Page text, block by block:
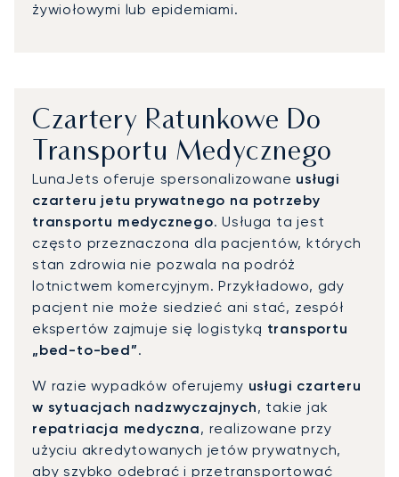
żywiołowymi lub epidemiami.
Czartery Ratunkowe Do
Transportu Medycznego
LunaJets oferuje spersonalizowane usługi
czarteru jetu prywatnego na potrzeby
transportu medycznego. Usługa ta jest
często przeznaczona dla pacjentów, których
stan zdrowia nie pozwala na podróż
lotnictwem komercyjnym. Przykładowo, gdy
pacjent nie może siedzieć ani stać, zespół
ekspertów zajmuje się logistyką transportu
„bed-to-bed”.
W razie wypadków oferujemy usługi czarteru
w sytuacjach nadzwyczajnych, takie jak
repatriacja medyczna, realizowane przy
użyciu akredytowanych jetów prywatnych,
aby szybko odebrać i przetransportować